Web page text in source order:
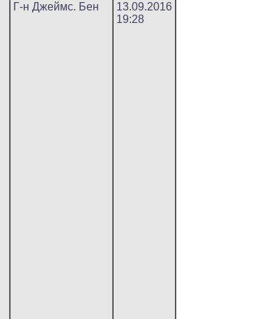
Г-н Джеймс. Бен
13.09.2016
19:28